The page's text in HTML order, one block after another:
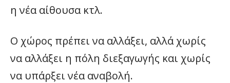
η νέα αίθουσα κτλ.
Ο χώρος πρέπει να αλλάξει, αλλά χωρίς
να αλλάξει η πόλη διεξαγωγής και χωρίς
να υπάρξει νέα αναβολή.